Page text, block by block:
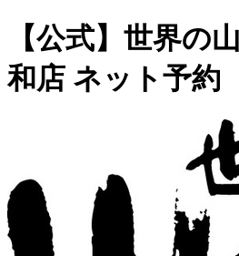
【公式】世界の
和店 ネット予約